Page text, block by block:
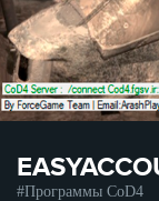
Программы CoD4